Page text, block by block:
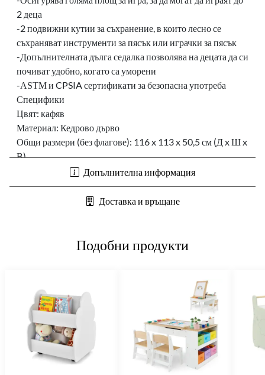
2 деца
-2 подвижни кутии за съхранение, в които лесно се
съхраняват инструменти за пясък или играчки за пясък
-Допълнителната дълга седалка позволява на децата да си
почиват удобно, когато са уморени
-АЅТМ и CPSIA сертификати за безопасна употреба
Специфики
Цвят: кафяв
Материал: Кедрово дърво
Общи размери (без флагове): 116 x 113 x 50,5 см (Д x Ш x
В)
Общи размери (с флагове): 116 x 113 x 75 см (Д x Ш x В)
Размери на кутията за съхранение: 22,5 x 15,5 x 7 см (Д x
Височина на страничната стена: 30,5 см
Допълнителна информация
Доставка и връщане
Подобни продукти